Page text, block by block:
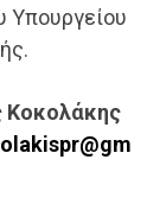
Υπουργείου
Κοκολάκης